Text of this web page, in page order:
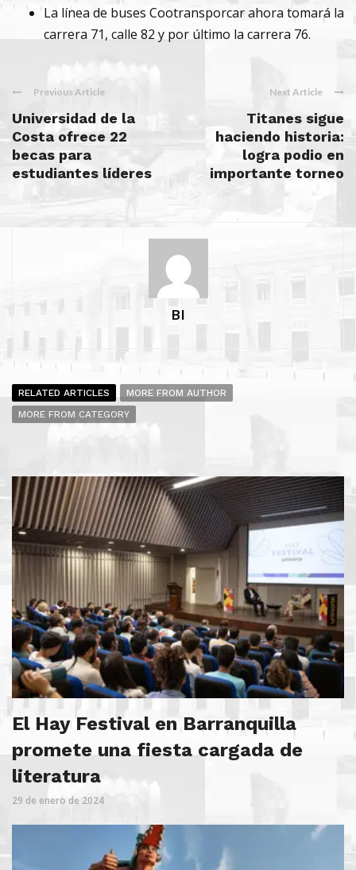
La línea de buses Cootransporcar ahora tomará la
carrera 71, calle 82 y por último la carrera 76.
Previous Article
Universidad de la
Costa ofrece 22
becas para
estudiantes líderes
Next Article
Titanes sigue
haciendo historia:
logra podio en
importante torneo
BI
RELATED ARTICLES
MORE FROM AUTHOR
MORE FROM CATEGORY
El Hay Festival en Barranquilla
promete una fiesta cargada de
literatura
29 de enero de 2024